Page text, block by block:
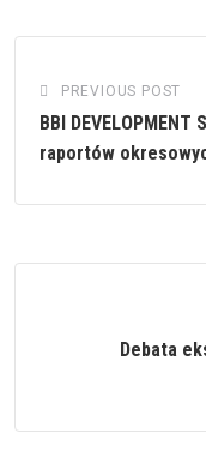
PREVIOUS POST
BBI
raportów
Debata